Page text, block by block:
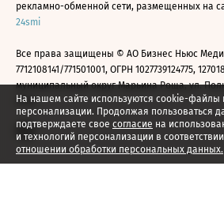
На нашем сайте используются cookie-файлы
персонализации. Продолжая пользоваться
подтверждаете свое согласие на
и технологий персонализации в
отношении обработки персональных данных.
рекламно-обменной сети, размещенных на
24smi
Все права защищены © АО Бизнес Ньюс
7712108141/771501001, ОГРН 1027739124775,
муниципальный округ Марьина Роща, ул.
2026